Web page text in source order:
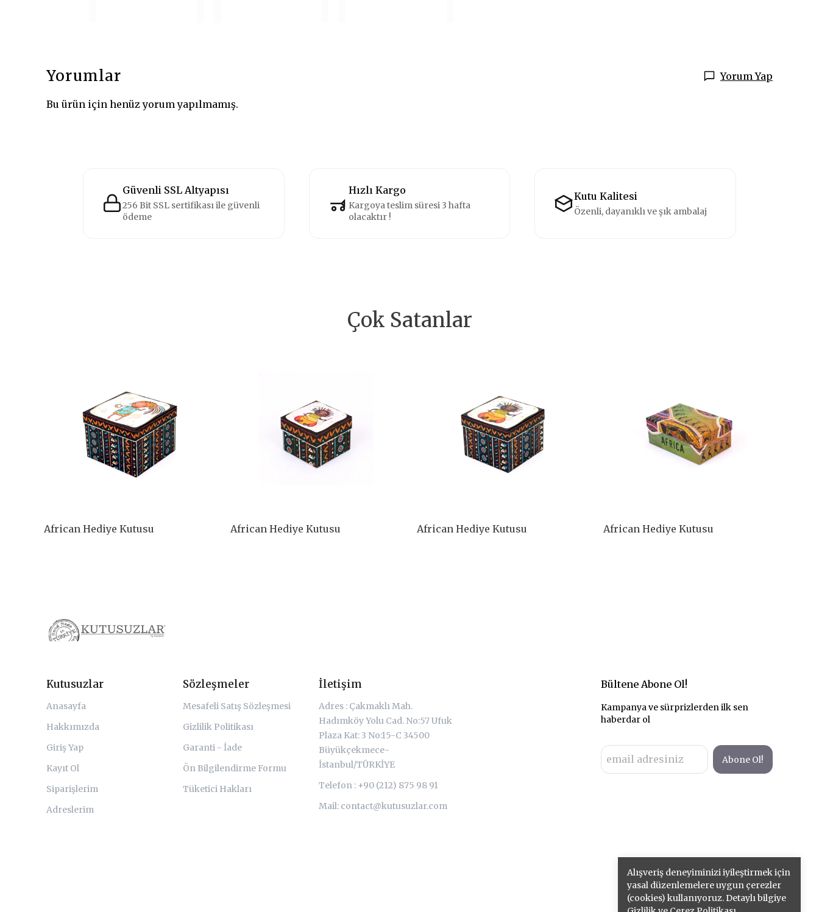
Alışveriş deneyiminizi iyileştirmek için
yasal düzenlemelere uygun çerezler
(cookies) kullanıyoruz. Detaylı bilgiye
Yorumlar Yorum Yap
Bu ürün için henüz yorum yapılmamış.
Güvenli SSL Altyapısı
256 Bit SSL sertifikası ile güvenli
ödeme
Hızlı Kargo
Kargoya teslim süresi 3 hafta
olacaktır !
Kutu Kalitesi
Özenli, dayanıklı ve şık ambalaj
Çok Satanlar
African Hediye Kutusu African Hediye Kutusu African Hediye Kutusu African Hediye Kutusu
Kutusuzlar
Anasayfa
Hakkımızda
Giriş Yap
Kayıt Ol
Siparişlerim
Adreslerim
Sözleşmeler
Mesafeli Satış Sözleşmesi
Gizlilik Politikası
Garanti - İade
Ön Bilgilendirme Formu
Tüketici Hakları
İletişim
Adres : Çakmaklı Mah.
Hadımköy Yolu Cad. No:57 Ufuk
Plaza Kat: 3 No:15-C 34500
Büyükçekmece-
İstanbul/TÜRKİYE
Telefon : +90 (212) 875 98 91
Mail: contact@kutusuzlar.com
Bültene Abone Ol!
Kampanya ve sürprizlerden ilk sen
haberdar ol
Abone Ol!